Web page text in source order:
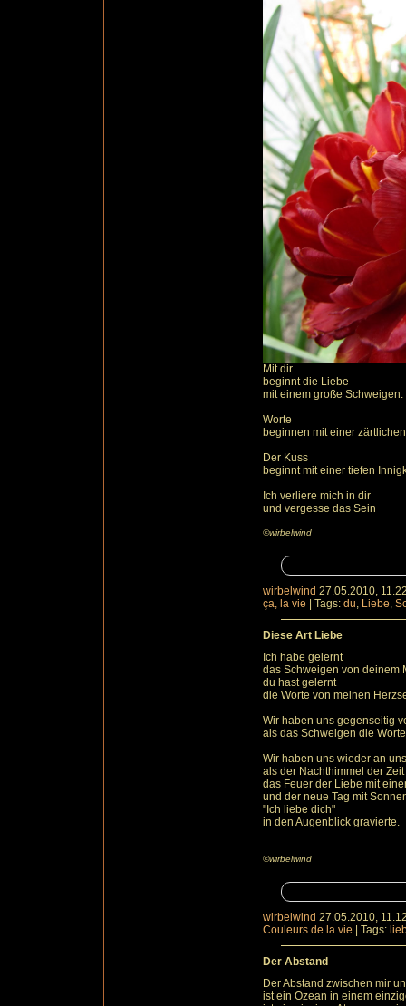
Mit dir
beginnt die Liebe
mit einem große Schweigen.
Worte
beginnen mit einer
Der Kuss
beginnt mit einer tiefen
Ich verliere mich in dir
und vergesse das Sein
©wirbelwind
wirbelwind 27.05.2010,
ça, la vie
Tags: du, Liebe,
Diese Art Liebe
Ich habe gelernt
das Schweigen von deinem
du hast gelernt
die Worte von meinen
Wir haben uns gegenseitig
als das Schweigen die
Wir haben uns wieder an
als der Nachthimmel der Zeit
das Feuer der Liebe mit
und der neue Tag mit
"Ich liebe dich"
in den Augenblick gravierte.
©wirbelwind
wirbelwind 27.05.2010,
Couleurs de la vie
Tags:
Der Abstand
Der Abstand zwischen mir
ist ein Ozean in einem